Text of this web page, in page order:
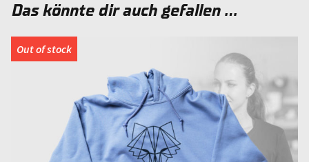
Das könnte dir auch gefallen …
Out of stock